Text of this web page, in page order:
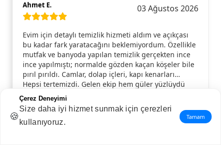
Ahmet E. 03 Ağustos 2026
Evim için detaylı temizlik hizmeti aldım ve açıkçası
bu kadar fark yaratacağını beklemiyordum. Özellikle
mutfak ve banyoda yapılan temizlik gerçekten ince
ince yapılmıştı; normalde gözden kaçan köşeler bile
pırıl pırıldı. Camlar, dolap içleri, kapı kenarları…
Hepsi tertemizdi. Gelen ekip hem güler yüzlüydü
hem de işini aceleye getirmeden, özenle yaptı.
Temizlik bittikten sonra evde ferahlık hissi resmen
değişti. Gönül rahatlığıyla tavsiye ederim, tekrar
ihtiyaç duyduğumda yine aynı hizmeti alırım.
🍪
Çerez Deneyimi
Size daha iyi hizmet sunmak için çerezleri
kullanıyoruz.
Tamam